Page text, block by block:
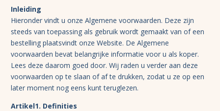
Inleiding
Hieronder vindt u onze Algemene voorwaarden. Deze zijn
steeds van toepassing als gebruik wordt gemaakt van of een
bestelling plaatsvindt onze Website. De Algemene
voorwaarden bevat belangrijke informatie voor u als koper.
Lees deze daarom goed door. Wij raden u verder aan deze
voorwaarden op te slaan of af te drukken, zodat u ze op een
later moment nog eens kunt teruglezen.
Artikel1. Definities